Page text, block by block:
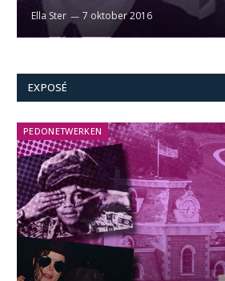
Ella Ster 7 oktober 2016
EXPOSÉ
PEDONETWERKEN